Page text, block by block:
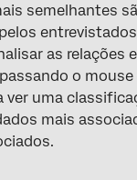
semelhantes
as relações
o mouse
ver uma
mais